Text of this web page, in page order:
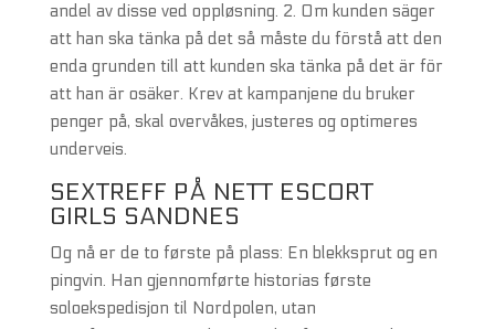
andel av disse ved oppløsning. 2. Om kunden säger
att han ska tänka på det så måste du förstå att den
enda grunden till att kunden ska tänka på det är för
att han är osäker. Krev at kampanjene du bruker
penger på, skal overvåkes, justeres og optimeres
underveis.
SEXTREFF PÅ NETT ESCORT
GIRLS SANDNES
Og nå er de to første på plass: En blekksprut og en
pingvin. Han gjennomførte historias første
soloekspedisjon til Nordpolen, utan